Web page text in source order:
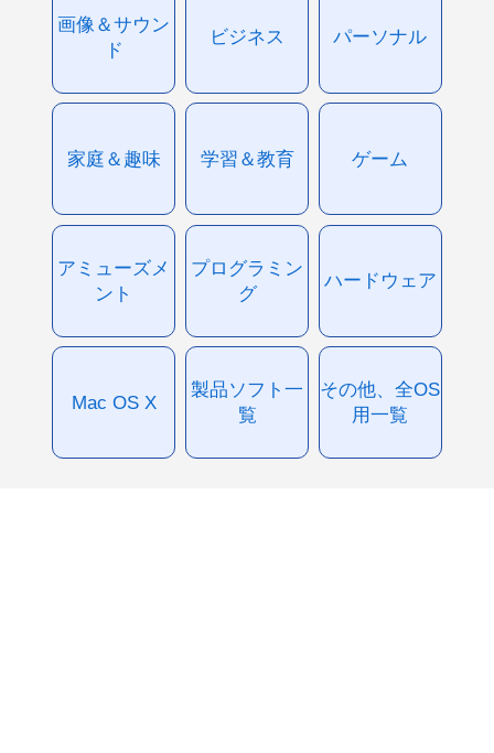
画像＆サウン
ド
ビジネス パーソナル
家庭＆趣味 学習＆教育 ゲーム
アミューズメ
ント
プログラミン
グ
ハードウェア
Mac OS X
製品ソフト一
覧
その他、全OS
用一覧